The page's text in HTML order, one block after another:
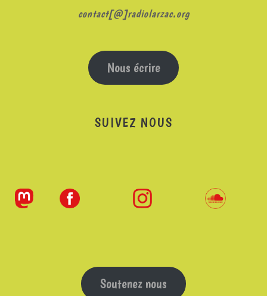
contact[@]radiolarzac.org
Nous écrire
SUIVEZ NOUS
Soutenez nous